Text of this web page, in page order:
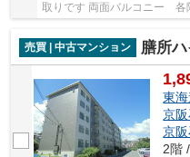
取りです 両面バルコニー 各
利地です
売買 | 中古マンション
膳所
東
京
京
2階